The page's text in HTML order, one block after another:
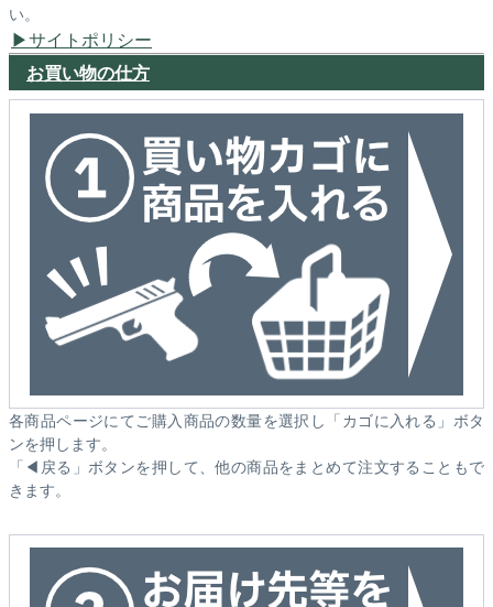
い。
サイトポリシー
お買い物の仕方
各商品ページにてご購入商品の数量を選択し「カゴに入れる」ボタ
ンを押します。
「◀戻る」ボタンを押して、他の商品をまとめて注文することもで
きます。